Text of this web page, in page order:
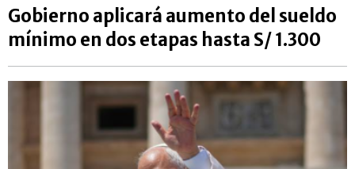
Gobierno aplicará aumento del sueldo
mínimo en dos etapas hasta S/ 1.300